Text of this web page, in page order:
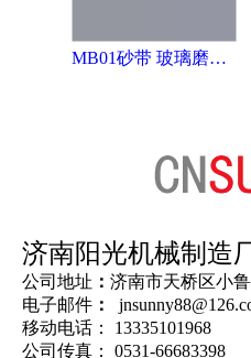
MB01砂带 玻璃磨边机
济南阳光机械制造
公司地址 ： 济南市天桥区小
电子邮件 ：
移动电话： 13335101968
公司传真： 0531-